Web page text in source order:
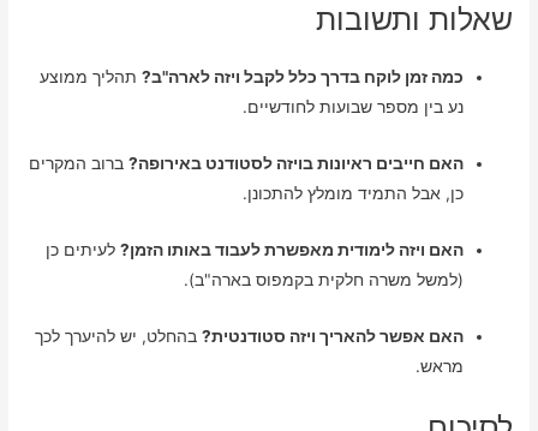
שאלות ותשובות
כמה זמן לוקח בדרך כלל לקבל ויזה לארה"ב? תהליך ממוצע
נע בין מספר שבועות לחודשיים.
האם חייבים ראיונות בויזה לסטודנט באירופה? ברוב המקרים
כן, אבל התמיד מומלץ להתכונן.
האם ויזה לימודית מאפשרת לעבוד באותו הזמן? לעיתים כן
(למשל משרה חלקית בקמפוס בארה"ב).
האם אפשר להאריך ויזה סטודנטית? בהחלט, יש להיערך לכך
מראש.